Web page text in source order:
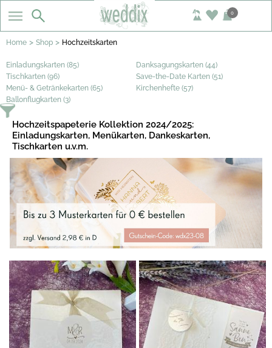
0
Home > Shop > Hochzeitskarten
Einladungskarten (85)
Danksagungskarten (44)
Tischkarten (96)
Save-the-Date Karten (51)
Menü- & Getränkekarten (65)
Kirchenhefte (57)
Ballonflugkarten (3)
Hochzeitspapeterie Kollektion 2024/2025:
Einladungskarten, Menükarten, Dankeskarten,
Tischkarten u.v.m.